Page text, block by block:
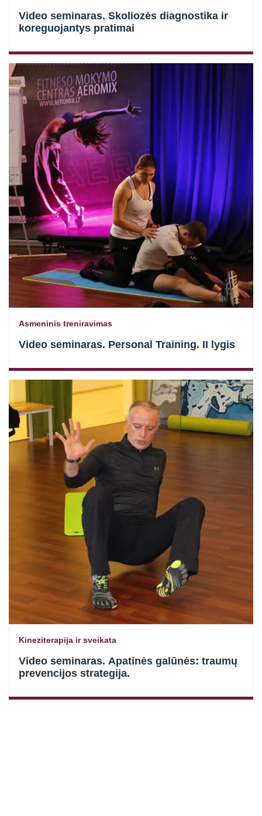
Video seminaras. Skoliozės diagnostika ir
koreguojantys pratimai
Asmeninis treniravimas
Video seminaras. Personal Training. II lygis
Kineziterapija ir sveikata
Video seminaras. Apatinės galūnės: traumų
prevencijos strategija.